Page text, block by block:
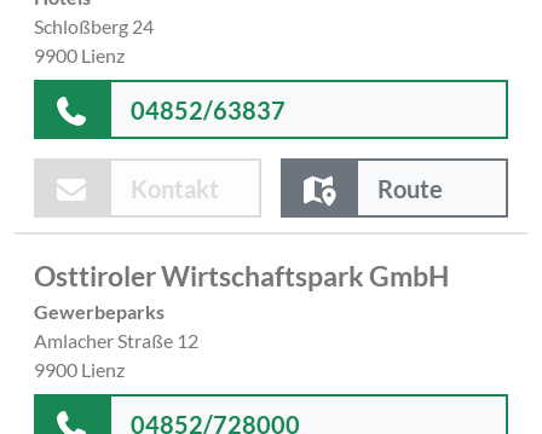
Schloßberg 24
9900 Lienz
04852/63837
Kontakt Route
Osttiroler Wirtschaftspark GmbH
Gewerbeparks
Amlacher Straße 12
9900 Lienz
04852/728000